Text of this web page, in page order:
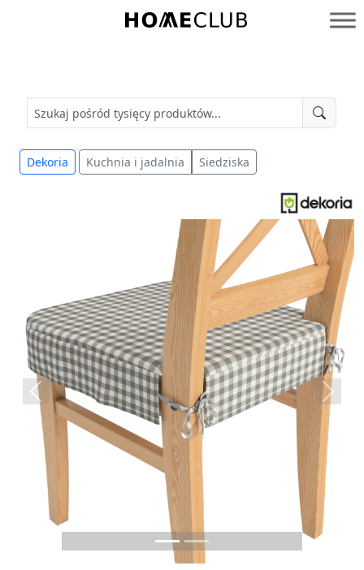
Homeclub
Dekoria Kuchnia i jadalnia Siedziska
Previous Next